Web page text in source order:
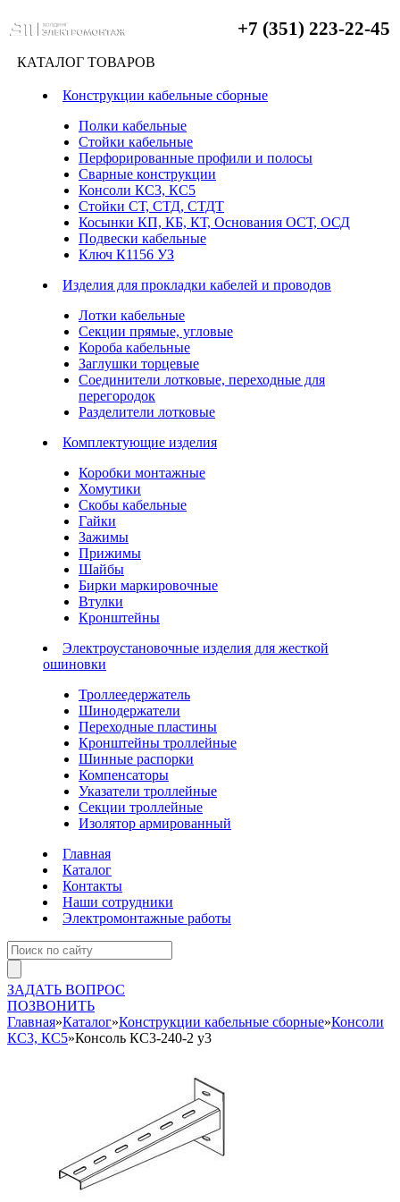
+7 (351) 223-22-45
КАТАЛОГ ТОВАРОВ
Конструкции кабельные сборные
Полки кабельные
Стойки кабельные
Перфорированные профили и полосы
Сварные конструкции
Консоли КС3, КС5
Стойки СТ, СТД, СТДТ
Косынки КП, КБ, КТ, Основания ОСТ, ОСД
Подвески кабельные
Ключ К1156 УЗ
Изделия для прокладки кабелей и проводов
Лотки кабельные
Секции прямые, угловые
Короба кабельные
Заглушки торцевые
Соединители лотковые, переходные для
перегородок
Разделители лотковые
Комплектующие изделия
Коробки монтажные
Хомутики
Скобы кабельные
Гайки
Зажимы
Прижимы
Шайбы
Бирки маркировочные
Втулки
Кронштейны
Электроустановочные изделия для жесткой
ошиновки
Троллеедержатель
Шинодержатели
Переходные пластины
Кронштейны троллейные
Шинные распорки
Компенсаторы
Указатели троллейные
Секции троллейные
Изолятор армированный
Главная
Каталог
Контакты
Наши сотрудники
Электромонтажные работы
ЗАДАТЬ ВОПРОС
ПОЗВОНИТЬ
Главная»Каталог»Конструкции кабельные сборные»Консоли
КС3, КС5»Консоль КС3-240-2 у3